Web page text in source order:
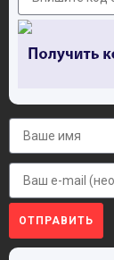
ОТПРАВИТЬ